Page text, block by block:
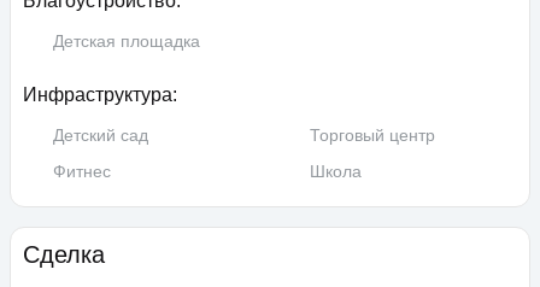
Детская площадка
Инфраструктура:
Детский сад
Торговый центр
Фитнес
Школа
Сделка